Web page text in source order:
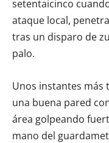
setentaicinco
ataque local,
tras un disparo de
palo.
Unos instantes
una buena pared
área golpeando
mano del